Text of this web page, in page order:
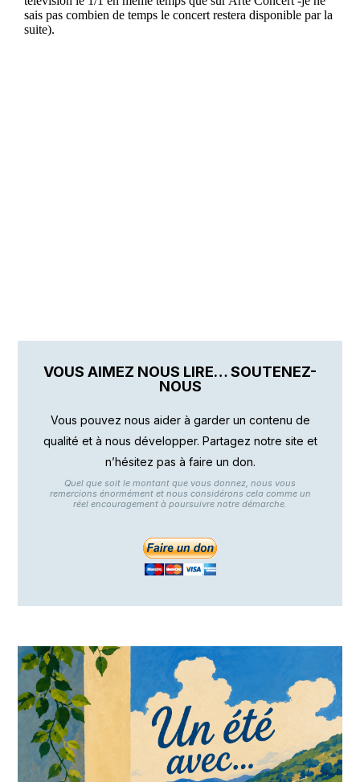
VOUS AIMEZ NOUS LIRE… SOUTENEZ-
NOUS
Vous pouvez nous aider à garder un contenu de
qualité et à nous développer. Partagez notre site et
n’hésitez pas à faire un don.
Quel que soit le montant que vous donnez, nous vous
remercions énormément et nous considérons cela comme un
réel encouragement à poursuivre notre démarche.